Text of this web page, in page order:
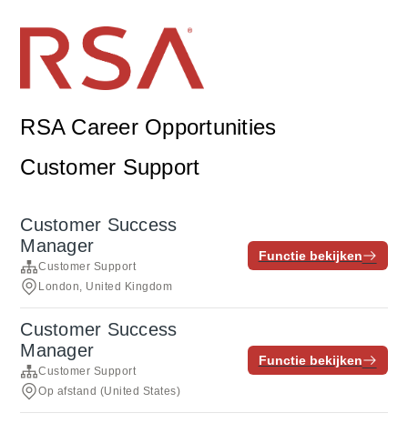
RSA Career Opportunities
Customer Support
Customer Success
Manager
Customer Support
London, United Kingdom
Functie bekijken
Customer Success
Manager
Customer Support
Op afstand (United States)
Functie bekijken